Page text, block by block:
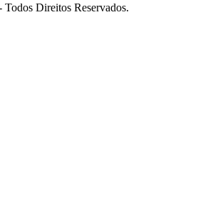
Direitos Reservados.